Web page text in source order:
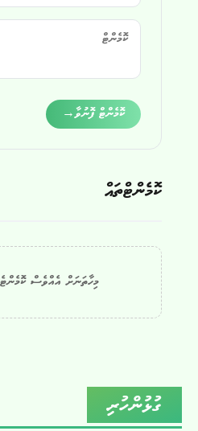
ކޮމެންޓް ފޮނުވާ→
ކޮމެންޓްތައް
މިހާތަނަށް އެއްވެސް
ގުޅުންހުރި